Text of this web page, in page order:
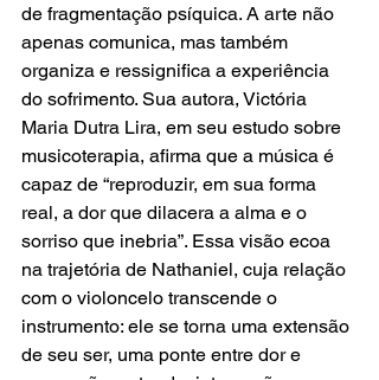
de fragmentação psíquica. A arte não
apenas comunica, mas também
organiza e ressignifica a experiência
do sofrimento. Sua autora, Victória
Maria Dutra Lira, em seu estudo sobre
musicoterapia, afirma que a música é
capaz de “reproduzir, em sua forma
real, a dor que dilacera a alma e o
sorriso que inebria”. Essa visão ecoa
na trajetória de Nathaniel, cuja relação
com o violoncelo transcende o
instrumento: ele se torna uma extensão
de seu ser, uma ponte entre dor e